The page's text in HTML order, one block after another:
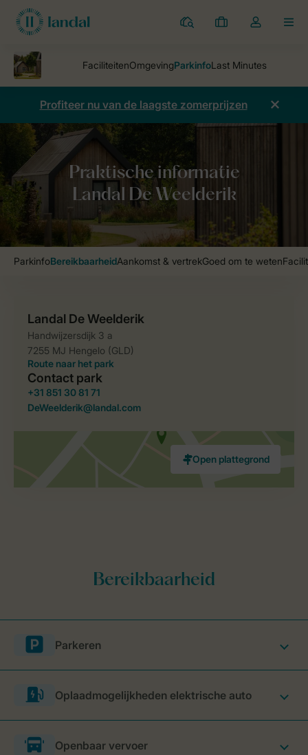
Parken
Mijn
Open
mijn
account
Profiteer nu van de laagste zomerprijzen
Parkeren
Oplaadmogelijkheden elektrische auto
Openbaar vervoer